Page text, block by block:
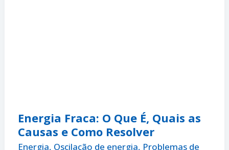
Energia Fraca: O Que É, Quais as
Causas e Como Resolver
Energia, Oscilação de energia, Problemas de